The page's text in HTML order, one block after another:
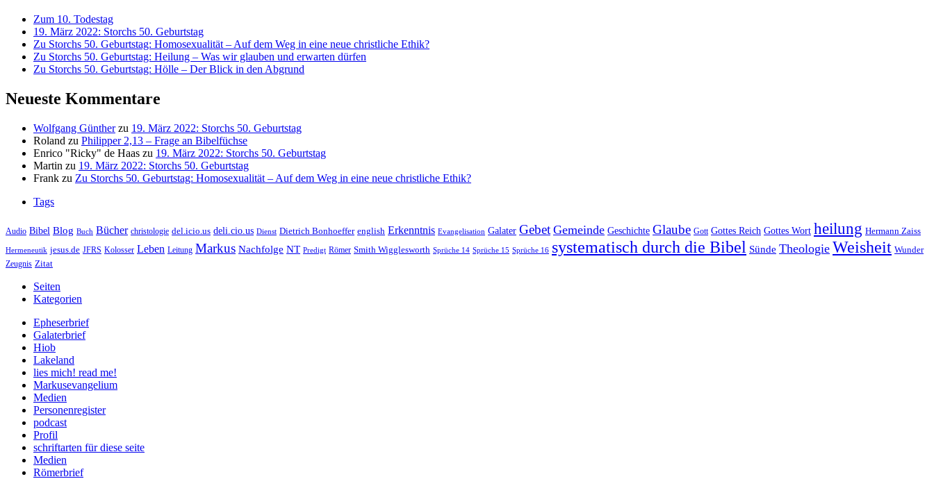
Zum 10. Todestag
19. März 2022: Storchs 50. Geburtstag
Zu Storchs 50. Geburtstag: Homosexualität – Auf dem Weg in eine neue christliche Ethik?
Zu Storchs 50. Geburtstag: Heilung – Was wir glauben und erwarten dürfen
Zu Storchs 50. Geburtstag: Hölle – Der Blick in den Abgrund
Neueste Kommentare
Wolfgang Güntherzu 19. März 2022: Storchs 50. Geburtstag
Roland zu Philipper 2,13 – Frage an Bibelfüchse
Enrico "Ricky" de Haas zu 19. März 2022: Storchs 50. Geburtstag
Martin zu 19. März 2022: Storchs 50. Geburtstag
Frank zu Zu Storchs 50. Geburtstag: Homosexualität – Auf dem Weg in eine neue christliche Ethik?
Tags
Audio Bibel Blog Buch Bücher christologie del.icio.us deli.cio.us Dienst Dietrich Bonhoeffer english Erkenntnis Evangelisation Galater Gebet Gemeinde Geschichte Glaube Gott Gottes Reich Gottes Wort heilung Hermann Zaiss
Hermeneutik jesus.de JFRS Kolosser Leben Leitung Markus Nachfolge NT Predigt Römer Smith Wigglesworth Sprüche 14 Sprüche 15 Sprüche 16 systematisch durch die Bibel Sünde Theologie Weisheit Wunder
Zeugnis Zitat
Seiten
Kategorien
Epheserbrief
Galaterbrief
Hiob
Lakeland
lies mich! read me!
Markusevangelium
Medien
Personenregister
podcast
Profil
schriftarten für diese seite
Medien
Römerbrief